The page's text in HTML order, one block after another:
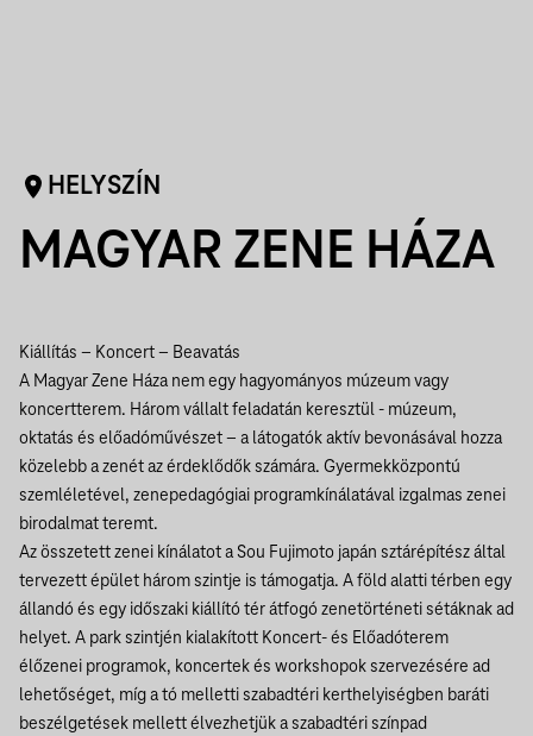
HELYSZÍN
MAGYAR ZENE HÁZA
Kiállítás – Koncert – Beavatás
A Magyar Zene Háza nem egy hagyományos múzeum vagy
koncertterem. Három vállalt feladatán keresztül - múzeum,
oktatás és előadóművészet – a látogatók aktív bevonásával hozza
közelebb a zenét az érdeklődők számára. Gyermekközpontú
szemléletével, zenepedagógiai programkínálatával izgalmas zenei
birodalmat teremt.
Az összetett zenei kínálatot a Sou Fujimoto japán sztárépítész által
tervezett épület három szintje is támogatja. A föld alatti térben egy
állandó és egy időszaki kiállító tér átfogó zenetörténeti sétáknak ad
helyet. A park szintjén kialakított Koncert- és Előadóterem
élőzenei programok, koncertek és workshopok szervezésére ad
lehetőséget, míg a tó melletti szabadtéri kerthelyiségben baráti
beszélgetések mellett élvezhetjük a szabadtéri színpad